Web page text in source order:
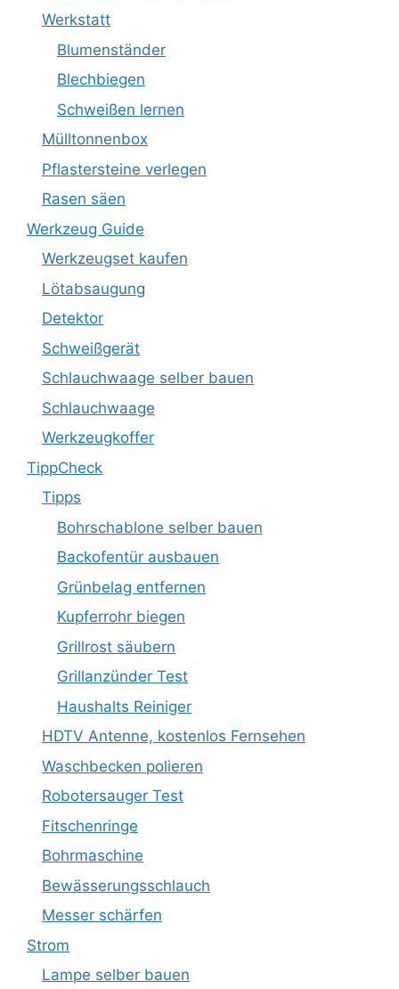
Werkstatt
Blumenständer
Blechbiegen
Schweißen lernen
Mülltonnenbox
Pflastersteine verlegen
Rasen säen
Werkzeug Guide
Werkzeugset kaufen
Lötabsaugung
Detektor
Schweißgerät
Schlauchwaage selber bauen
Schlauchwaage
Werkzeugkoffer
TippCheck
Tipps
Bohrschablone selber bauen
Backofentür ausbauen
Grünbelag entfernen
Kupferrohr biegen
Grillrost säubern
Grillanzünder Test
Haushalts Reiniger
HDTV Antenne, kostenlos Fernsehen
Waschbecken polieren
Robotersauger Test
Fitschenringe
Bohrmaschine
Bewässerungsschlauch
Messer schärfen
Strom
Lampe selber bauen